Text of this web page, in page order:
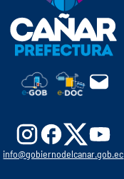
info@gobiernodelcanar.gob.ec